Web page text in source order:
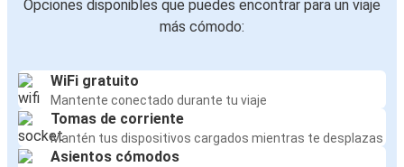
Opciones disponibles que puedes encontrar para un viaje
más cómodo:
WiFi gratuito
Mantente conectado durante tu viaje
Tomas de corriente
Mantén tus dispositivos cargados mientras te desplazas
Asientos cómodos